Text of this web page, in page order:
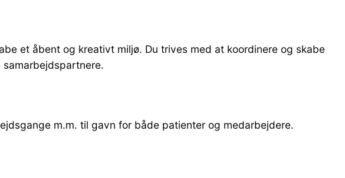
et åbent og kreativt miljø. Du trives med at koordinere og skabe
m.m. til gavn for både patienter og medarbejdere.